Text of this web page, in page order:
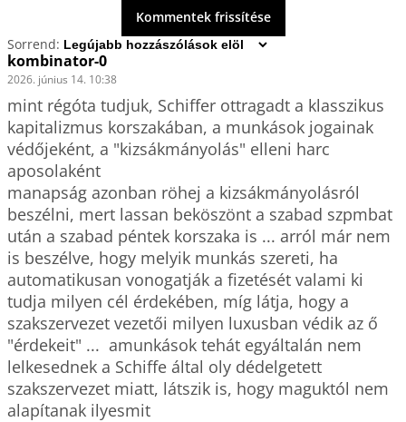
Kommentek frissítése
Sorrend:
kombinator-0
2026. június 14. 10:38
mint régóta tudjuk, Schiffer ottragadt a klasszikus
kapitalizmus korszakában, a munkások jogainak
védőjeként, a "kizsákmányolás" elleni harc
aposolaként
manapság azonban röhej a kizsákmányolásról
beszélni, mert lassan beköszönt a szabad szpmbat
után a szabad péntek korszaka is ... arról már nem
is beszélve, hogy melyik munkás szereti, ha
automatikusan vonogatják a fizetését valami ki
tudja milyen cél érdekében, míg látja, hogy a
szakszervezet vezetői milyen luxusban védik az ő
"érdekeit" ...  amunkások tehát egyáltalán nem
lelkesednek a Schiffe által oly dédelgetett
szakszervezet miatt, látszik is, hogy maguktól nem
alapítanak ilyesmit